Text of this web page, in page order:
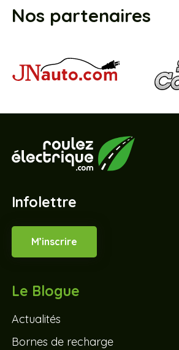
Nos partenaires
Infolettre
M’inscrire
Le Blogue
Actualités
Bornes de recharge